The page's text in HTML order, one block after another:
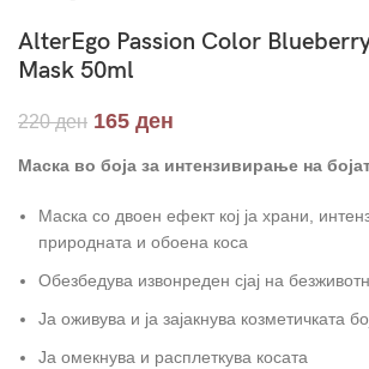
AlterEgo Passion Color
Mask 50ml
220ден 165 ден
Маска во боја за интензивирање на
Маска со двоен ефект кој ја храни,
природната и обоена коса
Обезбедува извонреден сјај на
Ја оживува и ја зајакнува козметичката
Ја омекнува и расплеткува косата